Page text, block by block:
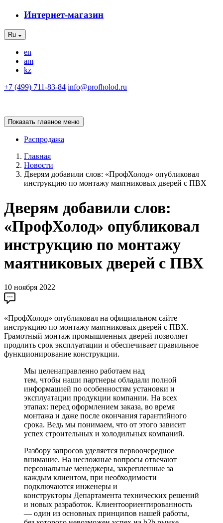
Интернет-магазин
Ru
en
am
kz
+7 (499) 711-83-84 info@profholod.ru
Показать главное меню
Распродажа
Главная
Новости
Дверям добавили слов: «ПрофХолод» опубликовал
инструкцию по монтажу маятниковых дверей с ПВХ
Дверям добавили слов:
«ПрофХолод» опубликовал
инструкцию по монтажу
маятниковых дверей с ПВХ
10 ноября 2022
«ПрофХолод» опубликовал на официальном сайте
инструкцию по монтажу маятниковых дверей с ПВХ.
Грамотный монтаж промышленных дверей позволяет
продлить срок эксплуатации и обеспечивает правильное
функционирование конструкции.
Мы целенаправленно работаем над
тем, чтобы наши партнеры обладали полной
информацией по особенностям установки и
эксплуатации продукции компании. На всех
этапах: перед оформлением заказа, во время
монтажа и даже после окончания гарантийного
срока. Ведь мы понимаем, что от этого зависит
успех строительных и холодильных компаний.
Разбору запросов уделяется первоочередное
внимание. На несложные вопросы отвечают
персональные менеджеры, закрепленные за
каждым клиентом, при необходимости
подключаются инженеры и
конструкторы Департамента технических решений
и новых разработок. Клиентоориентированность
— один из основных принципов нашей работы,